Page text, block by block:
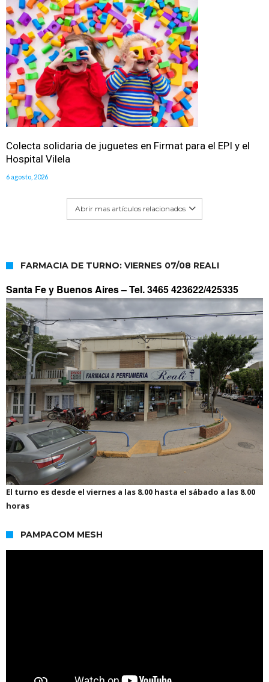
Colecta solidaria de juguetes en Firmat para el EPI y el
Hospital Vilela
6 agosto, 2026
Abrir mas artículos relacionados
FARMACIA DE TURNO: VIERNES 07/08 REALI
Santa Fe y Buenos Aires –Tel. 3465 423622/425335
El turno es desde el viernes a las 8.00 hasta el sábado a las 8.00
horas
PAMPACOM MESH